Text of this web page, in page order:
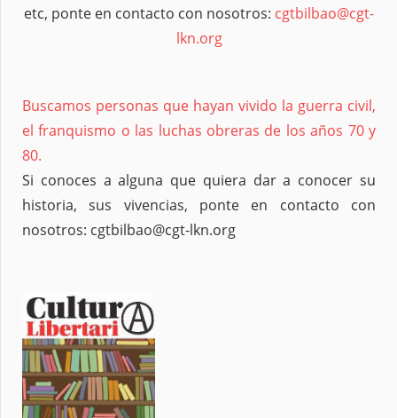
etc, ponte en contacto con nosotros: cgtbilbao@cgt-
lkn.org
Buscamos personas que hayan vivido la guerra civil,
el franquismo o las luchas obreras de los años 70 y
80.
Si conoces a alguna que quiera dar a conocer su
historia, sus vivencias, ponte en contacto con
nosotros: cgtbilbao@cgt-lkn.org